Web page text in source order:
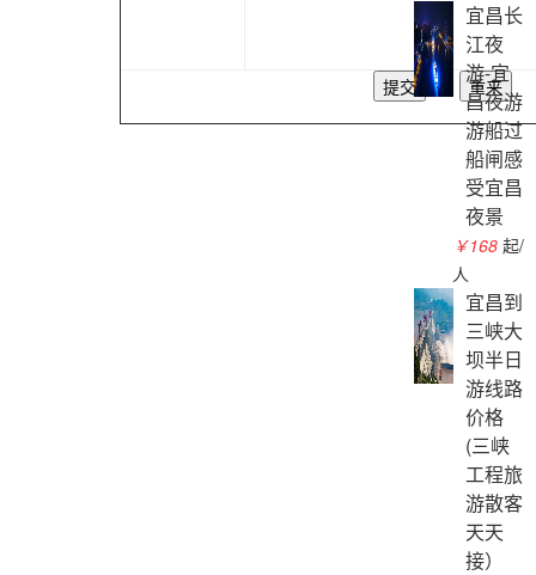
宜昌长
江夜
游-宜
昌夜游
游船过
船闸感
受宜昌
夜景
￥168 起/
人
宜昌到
三峡大
坝半日
游线路
价格
(三峡
工程旅
游散客
天天
接）